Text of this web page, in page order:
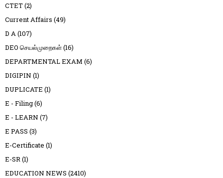
CTET(2)
Current Affairs (49)
D A(107)
DEO செயல்முறைகள்(16)
DEPARTMENTAL EXAM (6)
DIGIPIN (1)
DUPLICATE (1)
E - Filing(6)
E - LEARN (7)
E PASS (3)
E-Certificate (1)
E-SR(1)
EDUCATION NEWS (2410)